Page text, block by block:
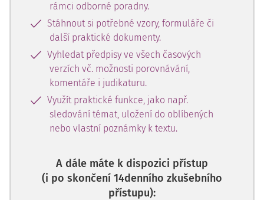
rámci odborné poradny.
Stáhnout si potřebné vzory, formuláře či
další praktické dokumenty.
Vyhledat předpisy ve všech časových
verzích vč. možnosti porovnávání,
komentáře i judikaturu.
Využít praktické funkce, jako např.
sledování témat, uložení do oblíbených
nebo vlastní poznámky k textu.
A dále máte k dispozici přístup
(i po skončení 14denního zkušebního
přístupu):